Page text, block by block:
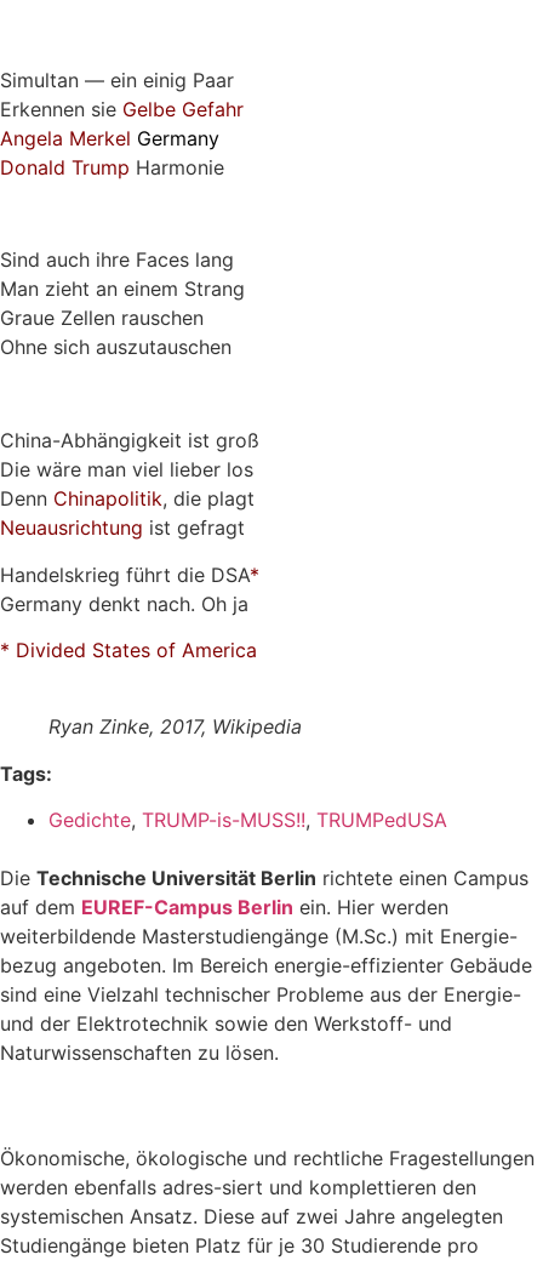
Simultan — ein einig Paar
Erkennen sie Gelbe Gefahr
Angela Merkel Germany
Donald Trump Harmonie
Sind auch ihre Faces lang
Man zieht an einem Strang
Graue Zellen rauschen
Ohne sich auszutauschen
China-Abhängigkeit ist groß
Die wäre man viel lieber los
Denn Chinapolitik, die plagt
Neuausrichtung ist gefragt
Handelskrieg führt die DSA*
Germany denkt nach. Oh ja
* Divided States of America
Ryan Zinke, 2017, Wikipedia
Tags:
Gedichte, TRUMP-is-MUSS!!, TRUMPedUSA
Die Technische Universität Berlin richtete einen Campus
auf dem EUREF-Campus Berlin ein. Hier werden
weiterbildende Masterstudiengänge (M.Sc.) mit Energie-
bezug angeboten. Im Bereich energie-effizienter Gebäude
sind eine Vielzahl technischer Probleme aus der Energie-
und der Elektrotechnik sowie den Werkstoff- und
Naturwissenschaften zu lösen.
Ökonomische, ökologische und rechtliche Fragestellungen
werden ebenfalls adres-siert und komplettieren den
systemischen Ansatz. Diese auf zwei Jahre angelegten
Studiengänge bieten Platz für je 30 Studierende pro